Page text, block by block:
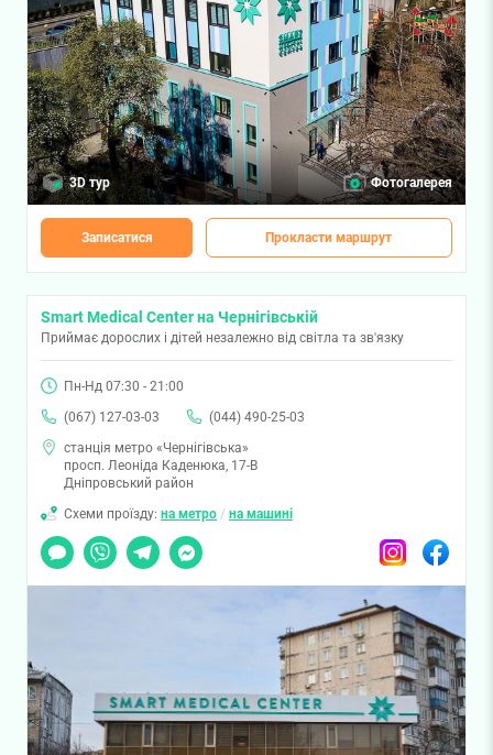
3D тур Фотогалерея
Записатися Прокласти маршрут
Smart Medical Center на Чернігівській
Приймає дорослих і дітей незалежно від світла та зв'язку
Пн-Нд 07:30 - 21:00
(067) 127-03-03
(044) 490-25-03
станція метро «Чернігівська»
просп. Леоніда Каденюка, 17-В
Дніпровський район
Схеми проїзду: на метро / на машині
Чат
Viber TelegramMessenger InstagramFacebook